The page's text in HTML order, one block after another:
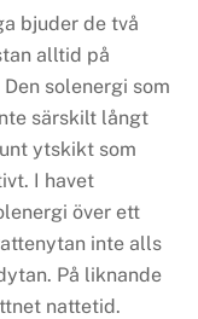
bjuder de två
alltid på
solenergi som
särskilt långt
ytskikt som
I havet
över ett
inte alls
På liknande
nattetid.